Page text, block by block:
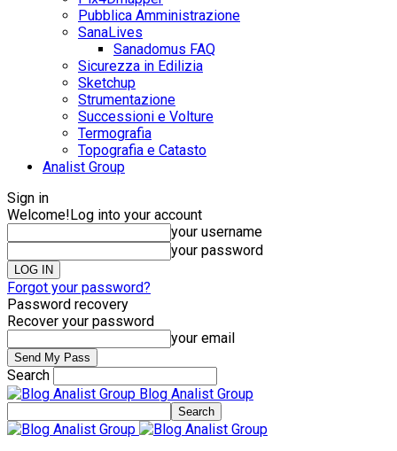
Pubblica Amministrazione
SanaLives
Sanadomus FAQ
Sicurezza in Edilizia
Sketchup
Strumentazione
Successioni e Volture
Termografia
Topografia e Catasto
Analist Group
Sign in
Welcome!Log into your account
your username
your password
Forgot your password?
Password recovery
Recover your password
your email
Search
Blog Analist Group